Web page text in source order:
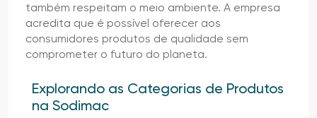
também respeitam o meio ambiente. A empresa
acredita que é possível oferecer aos
consumidores produtos de qualidade sem
comprometer o futuro do planeta.
Explorando as Categorias de Produtos
na Sodimac